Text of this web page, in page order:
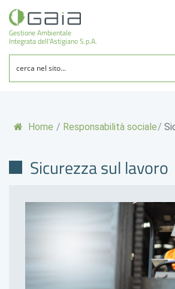
Gestione Ambientale
Integrata dell'Astigiano S.p.A.
Home / Responsabilità sociale/
Sicurezza sul lavoro